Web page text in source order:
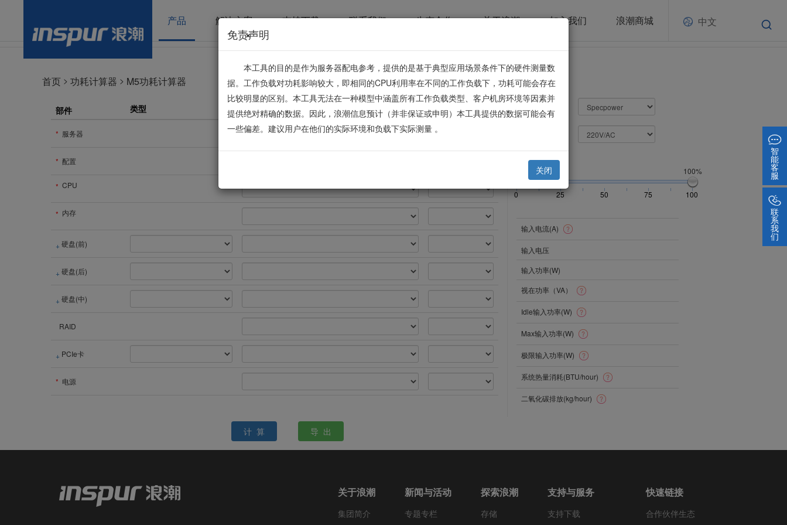
产品 解决方案 支持下载 联系我们 生态合作 关于浪潮 加入我们 浪潮商城 中文
首页 > 功耗计算器 > M5功耗计算器
部件 类型 型号 数量
* 服务器
* 配置
* CPU
* 内存
硬盘(前)
硬盘(后)
硬盘(中)
RAID
PCIe卡
* 电源
*模式：
负载：100%
100%
0 25 50 75 100
输入电流(A)
输入电压
输入功率(W)
视在功率（VA）
Idle输入功率(W)
Max输入功率(W)
极限输入功率(W)
系统热量消耗(BTU/hour)
二氧化碳排放(kg/hour)
计 算 导 出
×
免责声明
本工具的目的是作为服务器配电参考，提供的是基于典型应用场景条件下的硬件测量数
据。工作负载对功耗影响较大，即相同的CPU利用率在不同的工作负载下，功耗可能会存在
比较明显的区别。本工具无法在一种模型中涵盖所有工作负载类型、客户机房环境等因素并
提供绝对精确的数据。因此，浪潮信息预计（并非保证或申明）本工具提供的数据可能会有
一些偏差。建议用户在他们的实际环境和负载下实际测量 。
关闭
关于浪潮
集团简介
新闻与活动
专题专栏
探索浪潮
存储
支持与服务
支持下载
快速链接
合作伙伴生态
智
能
客
服
联
系
我
们